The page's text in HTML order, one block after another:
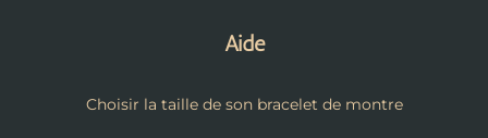
Aide
Choisir la taille de son bracelet de montre